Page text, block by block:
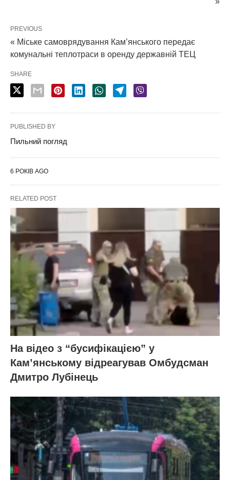
PREVIOUS
« Міське самоврядування Кам’янського передає
комунальні теплотраси в оренду державній ТЕЦ
SHARE
PUBLISHED BY
Пильний погляд
6 РОКІВ AGO
RELATED POST
На відео з “бусифікацією” у
Кам’янському відреагував Омбудсман
Дмитро Лубінець